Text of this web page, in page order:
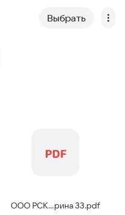
Выбрать
ООО РСК...рина 33.pdf